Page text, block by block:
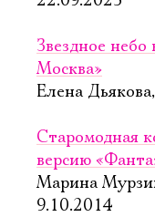
Звездное
Москва»
Елена
Старомодная
версию
Марина
9.10.2014